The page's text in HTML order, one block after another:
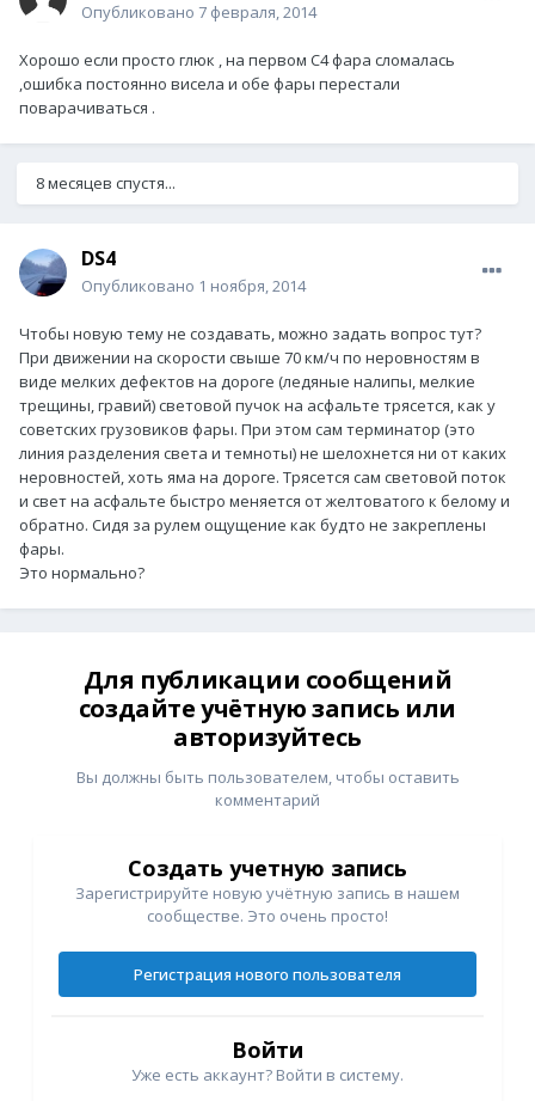
Опубликовано 7 февраля, 2014
Хорошо если просто глюк , на первом С4 фара сломалась
,ошибка постоянно висела и обе фары перестали
поварачиваться .
8 месяцев спустя...
DS4
Опубликовано 1 ноября, 2014
Чтобы новую тему не создавать, можно задать вопрос тут?
При движении на скорости свыше 70 км/ч по неровностям в
виде мелких дефектов на дороге (ледяные налипы, мелкие
трещины, гравий) световой пучок на асфальте трясется, как у
советских грузовиков фары. При этом сам терминатор (это
линия разделения света и темноты) не шелохнется ни от каких
неровностей, хоть яма на дороге. Трясется сам световой поток
и свет на асфальте быстро меняется от желтоватого к белому и
обратно. Сидя за рулем ощущение как будто не закреплены
фары.
Это нормально?
Для публикации сообщений
создайте учётную запись или
авторизуйтесь
Вы должны быть пользователем, чтобы оставить
комментарий
Создать учетную запись
Зарегистрируйте новую учётную запись в нашем
сообществе. Это очень просто!
Регистрация нового пользователя
Войти
Уже есть аккаунт? Войти в систему.